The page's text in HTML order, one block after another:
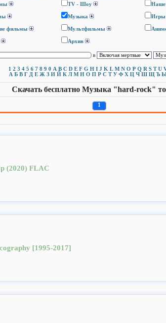
TV - Шоу Наше
Музыка Игры
фильмы Мультфильмы
Архив
в
1 2 3 4 5 6 7 8 9 0 A B C D E F G H I J K L M N O P Q R S T U
А Б В Г Д Е Ж З И Й К Л М Н О П Р С Т У Ф Х Ц Ч Ш Щ Ъ
Скачать бесплатно Музыка "hard-rock"
1
(2020) FLAC
[1995-2017]